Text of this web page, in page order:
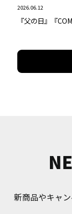
2026.06.12
『父の日』『
新商品やキャ